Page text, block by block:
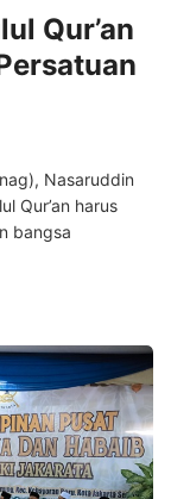
Qur’an
Nasaruddin
Qur’an harus
bangsa